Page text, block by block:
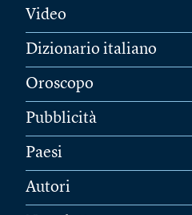
Video
Dizionario italiano
Oroscopo
Pubblicità
Paesi
Autori